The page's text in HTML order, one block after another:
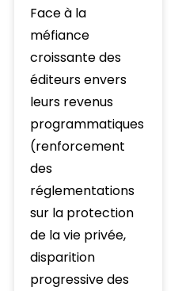
Face à la
méfiance
croissante des
éditeurs envers
leurs revenus
programmatiques
(renforcement
des
réglementations
sur la protection
de la vie privée,
disparition
progressive des